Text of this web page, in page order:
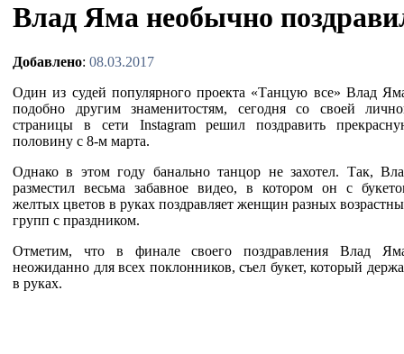
Влад Яма необычно
Добавлено: 08.03.2017
Один из судей популярного проекта «Танцую все» Влад
подобно другим знаменитостям, сегодня со своей
страницы в сети Instagram решил поздравить
половину с 8-м марта.
Однако в этом году банально танцор не захотел. Так,
разместил весьма забавное видео, в котором он с
желтых цветов в руках поздравляет женщин разных
групп с праздником.
Отметим, что в финале своего поздравления Влад
неожиданно для всех поклонников, съел букет, который
в руках.